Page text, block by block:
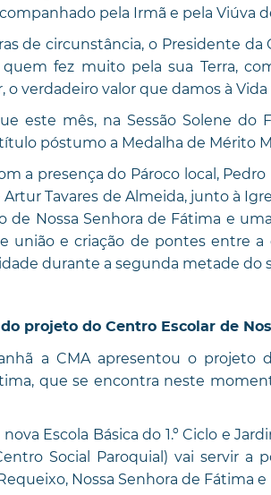
pela Irmã e pela Viúva
de circunstância, o Presidente
fez muito pela sua Terra,
o verdadeiro valor que damos à
este mês, na Sessão Solene do
póstumo a Medalha de Mérito
a presença do Pároco local,
Tavares de Almeida, junto à
de Nossa Senhora de Fátima e
união e criação de pontes entre
durante a segunda metade do
projeto do Centro Escolar de
a CMA apresentou o projeto
que se encontra neste
Escola Básica do 1.º Ciclo e
Social Paroquial) vai servir a
Nossa Senhora de Fátima e